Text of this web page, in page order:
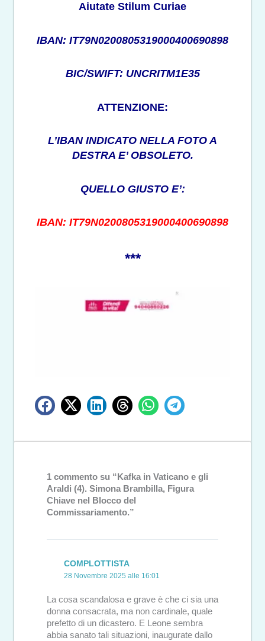
Aiutate Stilum Curiae
IBAN: IT79N0200805319000400690898
BIC/SWIFT: UNCRITM1E35
ATTENZIONE:
L’IBAN INDICATO NELLA FOTO A
DESTRA E’ OBSOLETO.
QUELLO GIUSTO E’:
IBAN: IT79N0200805319000400690898
***
1 commento su “Kafka in Vaticano e gli
Araldi (4). Simona Brambilla, Figura
Chiave nel Blocco del
Commissariamento.”
COMPLOTTISTA
28 Novembre 2025 alle 16:01
La cosa scandalosa e grave è che ci sia una
donna consacrata, ma non cardinale, quale
prefetto di un dicastero. E Leone sembra
abbia sanato tali situazioni, inaugurate dallo